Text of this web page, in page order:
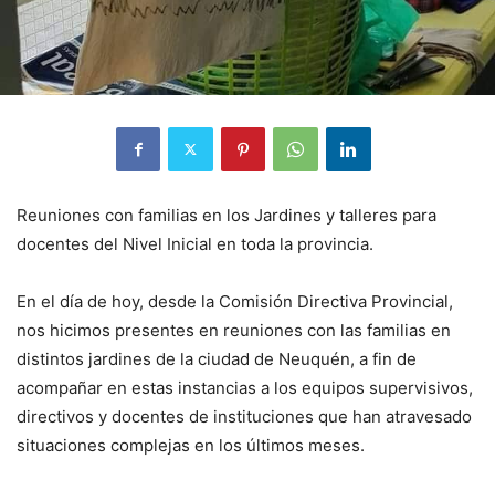
Reuniones con familias en los Jardines y talleres para
docentes del Nivel Inicial en toda la provincia.
En el día de hoy, desde la Comisión Directiva Provincial,
nos hicimos presentes en reuniones con las familias en
distintos jardines de la ciudad de Neuquén, a fin de
acompañar en estas instancias a los equipos supervisivos,
directivos y docentes de instituciones que han atravesado
situaciones complejas en los últimos meses.